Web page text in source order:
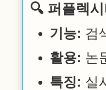
🔍 퍼플렉
기능: 검
활용: 논
특징: 실